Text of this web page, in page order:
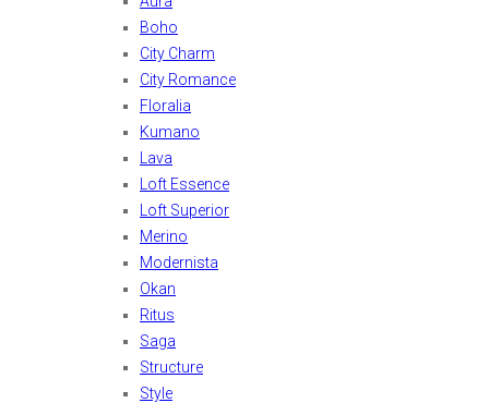
Boho
City Charm
City Romance
Floralia
Kumano
Lava
Loft Essence
Loft Superior
Merino
Modernista
Okan
Ritus
Saga
Structure
Style